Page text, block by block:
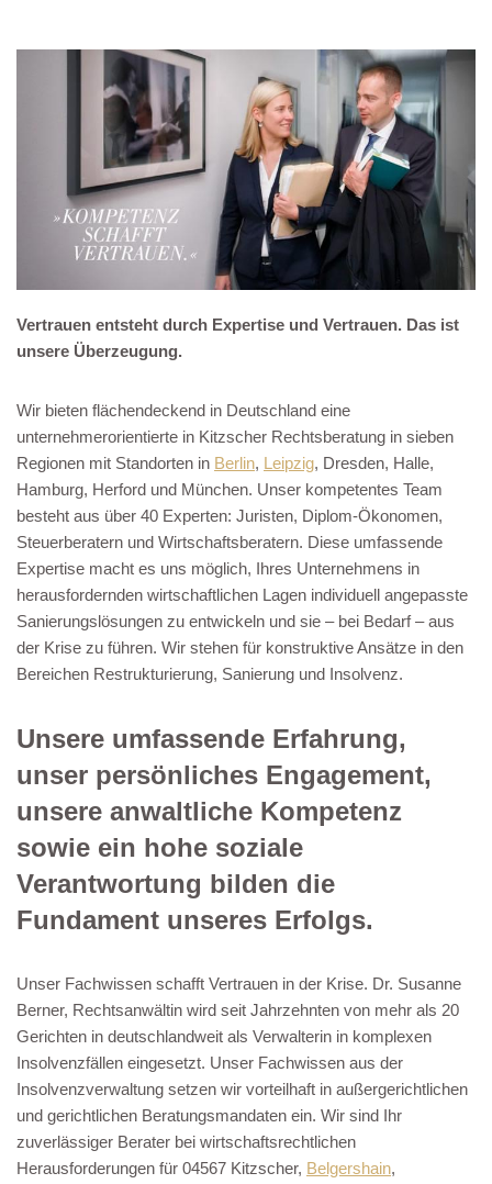
Vertrauen entsteht durch Expertise und Vertrauen. Das ist
unsere Überzeugung.
Wir bieten flächendeckend in Deutschland eine
unternehmerorientierte in Kitzscher Rechtsberatung in sieben
Regionen mit Standorten in Berlin, Leipzig, Dresden, Halle,
Hamburg, Herford und München. Unser kompetentes Team
besteht aus über 40 Experten: Juristen, Diplom-Ökonomen,
Steuerberatern und Wirtschaftsberatern. Diese umfassende
Expertise macht es uns möglich, Ihres Unternehmens in
herausfordernden wirtschaftlichen Lagen individuell angepasste
Sanierungslösungen zu entwickeln und sie – bei Bedarf – aus
der Krise zu führen. Wir stehen für konstruktive Ansätze in den
Bereichen Restrukturierung, Sanierung und Insolvenz.
Unsere umfassende Erfahrung,
unser persönliches Engagement,
unsere anwaltliche Kompetenz
sowie ein hohe soziale
Verantwortung bilden die
Fundament unseres Erfolgs.
Unser Fachwissen schafft Vertrauen in der Krise. Dr. Susanne
Berner, Rechtsanwältin wird seit Jahrzehnten von mehr als 20
Gerichten in deutschlandweit als Verwalterin in komplexen
Insolvenzfällen eingesetzt. Unser Fachwissen aus der
Insolvenzverwaltung setzen wir vorteilhaft in außergerichtlichen
und gerichtlichen Beratungsmandaten ein. Wir sind Ihr
zuverlässiger Berater bei wirtschaftsrechtlichen
Herausforderungen für 04567 Kitzscher, Belgershain,